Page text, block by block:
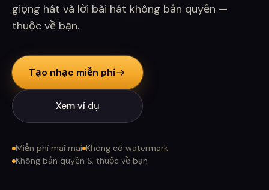
giọng hát và lời bài hát không bản quyền —
thuộc về bạn.
Tạo nhạc miễn phí
Xem ví dụ
Miễn phí mãi mãi Không có watermark
Không bản quyền & thuộc về bạn